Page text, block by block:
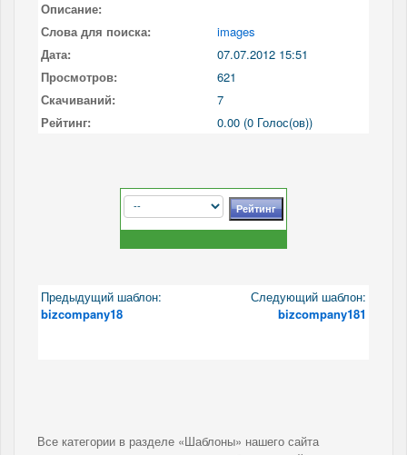
Описание:
Слова для поиска:
images
Дата:
07.07.2012 15:51
Просмотров:
621
Скачиваний:
7
Рейтинг:
0.00 (0 Голос(ов))
Предыдущий шаблон:
bizcompany18
Следующий шаблон:
bizcompany181
Все категории в разделе «Шаблоны» нашего сайта